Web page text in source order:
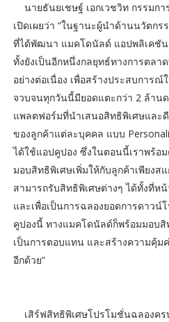
นายธันยเชษฐ์ เอกเวชวิท กรรมก
เปิดเผยว่า “ในฐานะผู้นำด้านนวัตก
ที่ได้พัฒนา แมคโดนัลด์ แอปพลิเคชัน
ทั้งยังเป็นอีกหนึ่งกลยุทธ์ทางการตล
อย่างต่อเนื่อง เพื่อสร้างประสบการ
จวบจนทุกวันนี้มียอดแตะกว่า 2 ล้าน
แพลตฟอร์มที่นำเสนอสิทธิพิเศษและ
ของลูกค้าแต่ละบุคคล แบบ
ได้ใช้แอปคูปอง ซึ่งในตอนนี้เราพร้อ
มอบสิทธิพิเศษเพิ่มให้กับลูกค้าเพียงส
สามารถรับสิทธิพิเศษต่างๆ ได้ทั้งที่หน้
และเพื่อเป็นการฉลองยอดการดาว
คูปองนี้ ทางแมคโดนัลด์ก็พร้อมมอบ
เป็นการตอบแทน และสร้างความคุ้ม
อีกด้วย”
เสิร์ฟสิทธิพิเศษโปรโมชั่นฉลองค